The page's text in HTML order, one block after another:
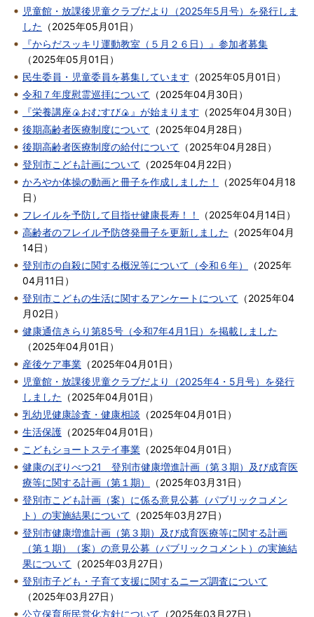
児童館・放課後児童クラブだより（2025年5月号）を発行しま
した （2025年05月01日 ）
『からだスッキリ運動教室（５月２６日）』参加者募集
（2025年05月01日 ）
民生委員・児童委員を募集しています （2025年05月01日 ）
令和７年度慰霊巡拝について （2025年04月30日 ）
『栄養講座🍙おむすび🍙』が始まります （2025年04月30日 ）
後期高齢者医療制度について （2025年04月28日 ）
後期高齢者医療制度の給付について （2025年04月28日 ）
登別市こども計画について （2025年04月22日 ）
かろやか体操の動画と冊子を作成しました！
（2025年04月18
日 ）
フレイルを予防して目指せ健康長寿！！
（2025年04月14日 ）
高齢者のフレイル予防啓発冊子を更新しました （2025年04月
14日 ）
登別市の自殺に関する概況等について（令和６年）
（2025年
04月11日 ）
登別市こどもの生活に関するアンケートについて （2025年04
月02日 ）
健康通信きらり第85号（令和7年4月1日）を掲載しました
（2025年04月01日 ）
産後ケア事業 （2025年04月01日 ）
児童館・放課後児童クラブだより（2025年4・5月号）を発行
しました （2025年04月01日 ）
乳幼児健康診査・健康相談 （2025年04月01日 ）
生活保護 （2025年04月01日 ）
こどもショートステイ事業 （2025年04月01日 ）
健康のぼりべつ21 登別市健康増進計画（第３期）及び成育医
療等に関する計画（第１期）
（2025年03月31日 ）
登別市こども計画（案）に係る意見公募（パブリックコメン
ト）の実施結果について （2025年03月27日 ）
登別市健康増進計画（第３期）及び成育医療等に関する計画
（第１期）（案）の意見公募（パブリックコメント）の実施結
果について （2025年03月27日 ）
登別市子ども・子育て支援に関するニーズ調査について
（2025年03月27日 ）
公立保育所民営化方針について （2025年03月27日 ）